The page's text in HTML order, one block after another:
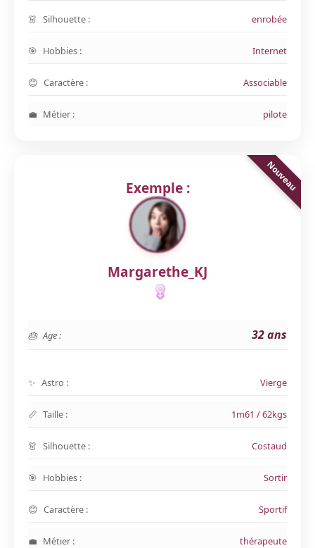
Silhouette : enrobée
Hobbies : Internet
Caractère : Associable
Métier : pilote
Exemple :
Margarethe_KJ
Age : 32 ans
Astro : Vierge
Taille : 1m61 / 62kgs
Silhouette : Costaud
Hobbies : Sortir
Caractère : Sportif
Métier : thérapeute